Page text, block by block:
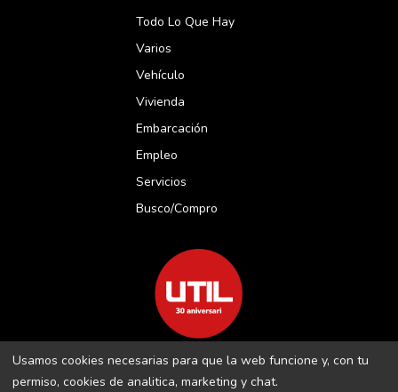
Usamos cookies necesarias para que la web funcione y, con tu
permiso, cookies de analitica, marketing y chat.
Todo Lo Que Hay
Varios
Vehículo
Vivienda
Embarcación
Empleo
Servicios
Busco/compro
REVISTA UTIL MENORCA S.L C/ BORJA MOLL, 18 · 07703 MAÓ-